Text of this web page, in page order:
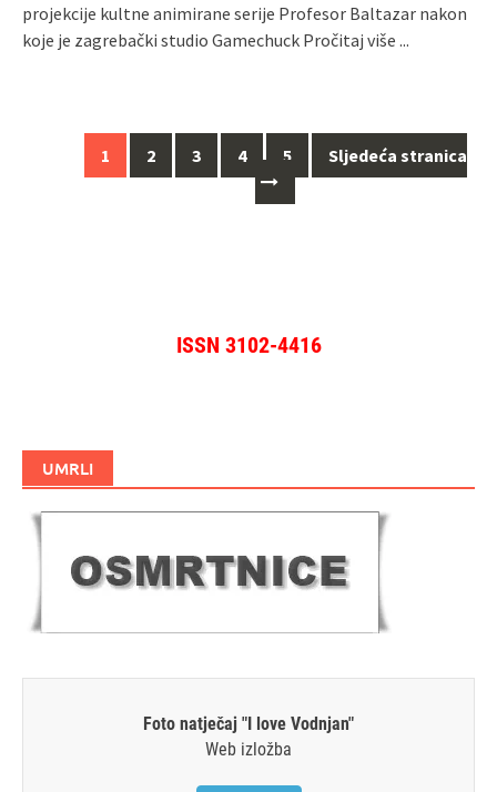
projekcije kultne animirane serije Profesor Baltazar nakon
koje je zagrebački studio Gamechuck Pročitaj više ...
Navigacija
1 2 3 4 5 Sljedeća stranica
ISSN 3102-4416
UMRLI
Foto natječaj "I love Vodnjan"
Web izložba